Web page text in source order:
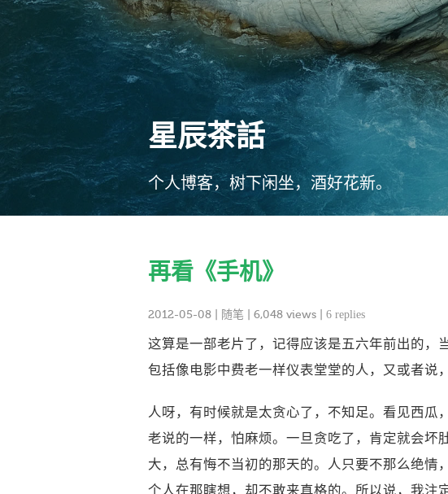
星辰茶話
个人博客，树下闲坐，酒好花新。
再看《手机》
2012-05-08 随笔 | 6,048 views | 6 replies
这算是一部老片了，记得应该是五六年前出的，
包括像电影中费老一样仪表堂堂的人，又或者说
人呀，有时候就是太贪心了，不知足。看见西
老说的一样，怕麻烦。一旦贪吃了，肯定就会坏
大，总有悔不当初的那天的。人只要不那么绝情
个人在那瞎想，却不敢来真格的。所以说，我注